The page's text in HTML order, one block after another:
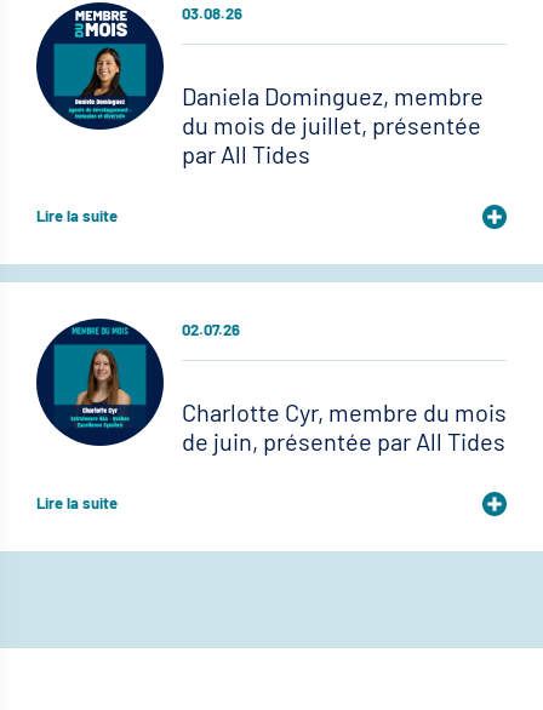
03.08.26
Daniela Dominguez, membre
du mois de juillet, présentée
par All Tides
Lire la suite
02.07.26
Charlotte Cyr, membre du mois
de juin, présentée par All Tides
Lire la suite